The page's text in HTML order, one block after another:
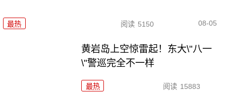
最热 阅读 5150 08-05
黄岩岛上空惊雷起！东大\"八一
\"警巡完全不一样
最热 阅读 15883